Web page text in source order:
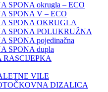
SPONA okrugla – ECO
SPONA V – ECO
SPONA OKRUGLA
SPONA POLUKRUŽNA
SPONA pojedinačna
SPONA dupla
RASCIJEPKA
VILE
DIZALICA